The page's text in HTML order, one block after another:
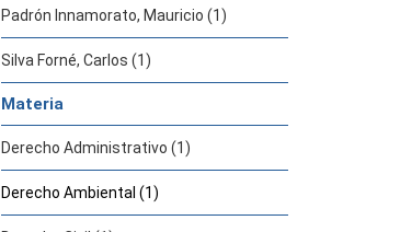
Padrón Innamorato, Mauricio (1)
Silva Forné, Carlos (1)
Materia
Derecho Administrativo (1)
Derecho Ambiental (1)